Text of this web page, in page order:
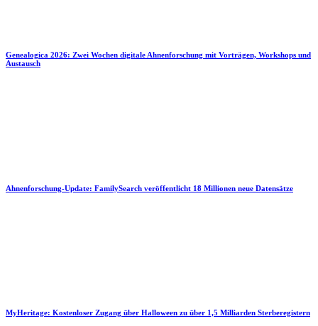
Genealogica 2026: Zwei Wochen digitale Ahnenforschung mit Vorträgen, Workshops und
Austausch
Ahnenforschung-Update: FamilySearch veröffentlicht 18 Millionen neue Datensätze
MyHeritage: Kostenloser Zugang über Halloween zu über 1,5 Milliarden Sterberegistern